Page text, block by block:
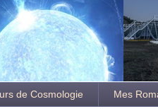
de Cosmologie Mes